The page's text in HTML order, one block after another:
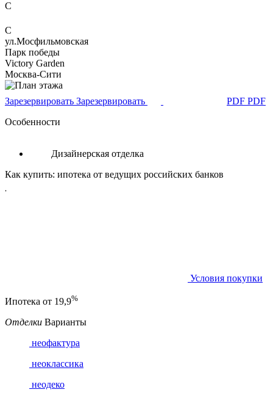
C
C
ул.Мосфильмовская
Парк победы
Victory Garden
Москва-Сити
Зарезервировать Зарезервировать PDF PDF
Особенности
Дизайнерская отделка
Как купить: ипотека от ведущих российских банков
Условия покупки
Ипотека от 19,9%
Отделки Варианты
неофактура
неоклассика
неодеко